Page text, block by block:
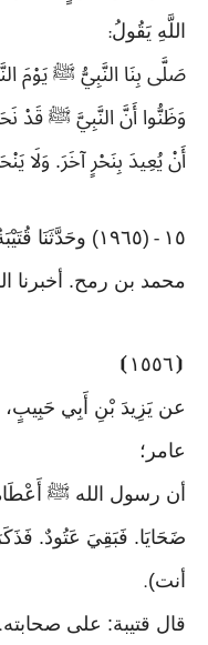
اللَّهِ يَقُولُ:
صَلَّى بِنَا النَّبِيُّ ﷺ يَوْمَ
وَظَنُّوا أَنَّ النَّبِيَّ ﷺ قَدْ
أَنْ يُعِيدَ بِنَحْرٍ آخَرَ. وَلَا
١٥ -
(١٩٦٥)
محمد بن رمح. أخبرنا
⦗١٥٥٦ ⦘
عن يَزِيدَ بْنِ أَبِي
عامر؛
أن رسول الله ﷺ
ضَحَايَا. فَبَقِيَ عَتُودٌ.
أنت).
قال قتيبة: على صحابته.